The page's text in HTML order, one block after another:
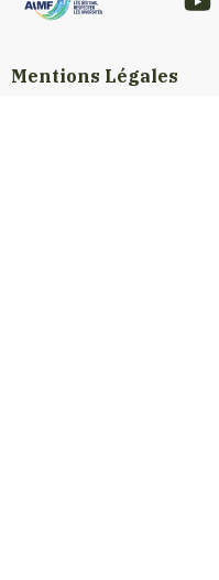
Mentions Légales